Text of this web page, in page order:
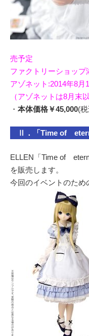
売予定
ファクトリーショップ
アゾネット:2014年8月
（アゾネットは8月末
・ 本体価格￥45,000(
Ⅱ．「Time of
ELLEN「Time of
を販売します。
今回のイベントのため